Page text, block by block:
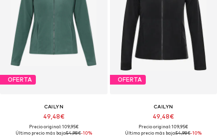
OFERTA
CAILYN
49,48€
Precio original: 109,95€
Último precio más bajo:54,98€-10%
OFERTA
CAILYN
49,48€
Precio original: 109,95€
Último precio más bajo:54,98€-10%